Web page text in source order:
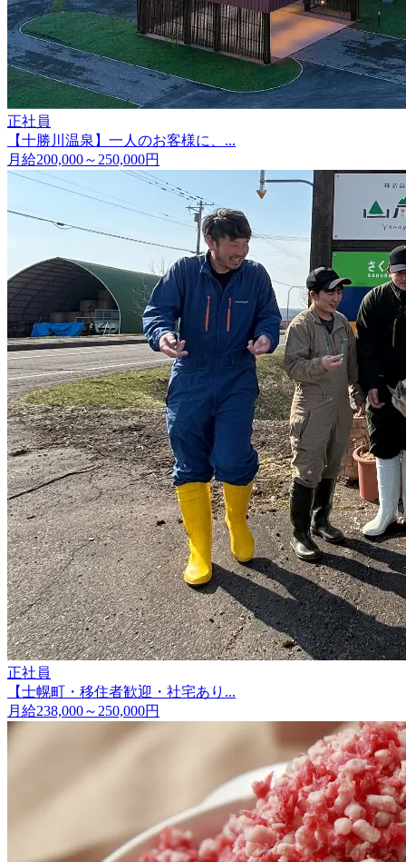
正社員
【十勝川温泉】一人のお客様に、...
月給200,000～250,000円
正社員
【士幌町・移住者歓迎・社宅あり...
月給238,000～250,000円